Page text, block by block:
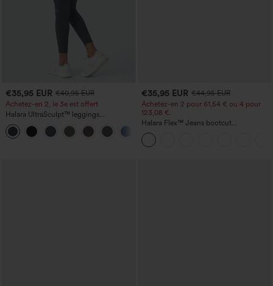
€35,95 EUR €40,95 EUR
Achetez-en 2, le 3e est offert
Halara UltraSculpt™ leggings
d'entraînement taille haute — fronces
liftantes pour le fessier, maintien gainant
du ventre et poche
€35,95 EUR €44,95 EUR
Achetez-en 2 pour 61,54 € ou 4 pour
123,08 €.
Halara Flex™ Jeans bootcut
décontractés taille haute, effet délavé,
avec poches